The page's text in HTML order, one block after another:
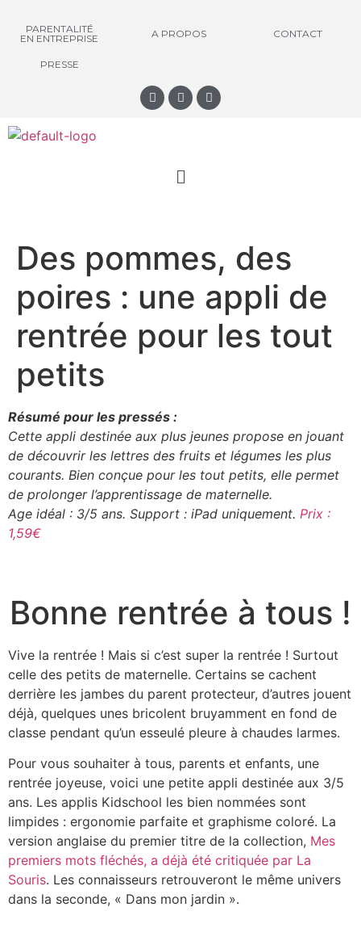
PARENTALITÉ
EN ENTREPRISE
A PROPOS CONTACT
PRESSE
Des pommes, des
poires : une appli de
rentrée pour les tout
petits
Résumé pour les pressés :
Cette appli destinée aux plus jeunes propose en jouant
de découvrir les lettres des fruits et légumes les plus
courants. Bien conçue pour les tout petits, elle permet
de prolonger l’apprentissage de maternelle.
Age idéal : 3/5 ans. Support : iPad uniquement. Prix :
1,59€
Bonne rentrée à tous !
Vive la rentrée ! Mais si c’est super la rentrée ! Surtout
celle des petits de maternelle. Certains se cachent
derrière les jambes du parent protecteur, d’autres jouent
déjà, quelques unes bricolent bruyamment en fond de
classe pendant qu’un esseulé pleure à chaudes larmes.
Pour vous souhaiter à tous, parents et enfants, une
rentrée joyeuse, voici une petite appli destinée aux 3/5
ans. Les applis Kidschool les bien nommées sont
limpides : ergonomie parfaite et graphisme coloré. La
version anglaise du premier titre de la collection, Mes
premiers mots fléchés, a déjà été critiquée par La
Souris. Les connaisseurs retrouveront le même univers
dans la seconde, « Dans mon jardin ».